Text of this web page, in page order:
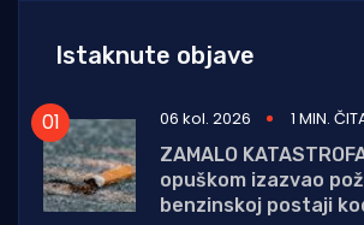
Istaknute objave
06 kol. 2026
1 MIN.
ZAMALO
opuškom izazvao
benzinskoj postaji